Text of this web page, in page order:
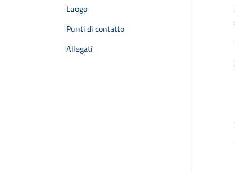
Luogo
Punti di contatto
Allegati